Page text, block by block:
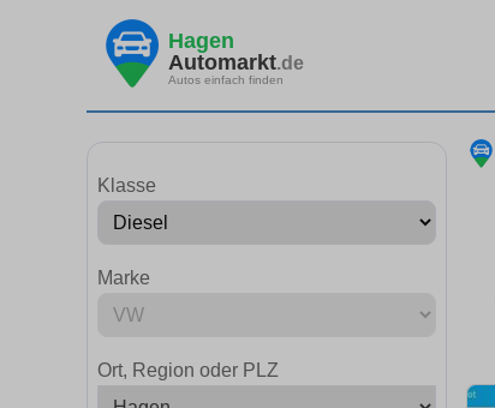
Hagen
Automarkt.de
Autos einfach finden
Klasse
Marke
Ort, Region oder PLZ